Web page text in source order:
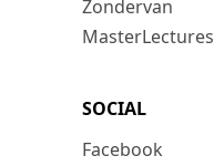
Zondervan
MasterLectures
SOCIAL
Facebook